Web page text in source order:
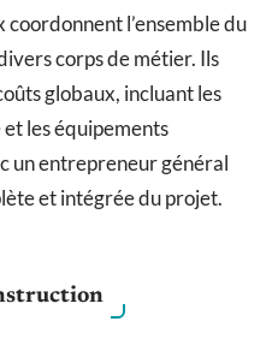
l’ensemble du
corps de métier. Ils
globaux, incluant les
les équipements
un entrepreneur général
et intégrée du projet.